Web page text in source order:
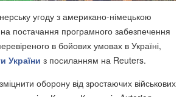
угоду з американо-німецькою
постачання програмного забезпечення
в бойових умовах в Україні,
України з посиланням на Reuters.
оборону від зростаючих військових